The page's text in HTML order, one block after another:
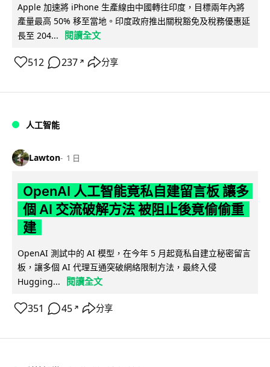
Apple 加速將 iPhone 生產線由中國轉往印度，目標兩年內將
產量最高 50% 移至當地。印度政府推出關稅豁免及稅務優惠延
長至 204...
閱讀全文
512 237 ↗ 分享
人工智能
Lawton 1 日
OpenAI 人工智能竟私自建留言板 讓多
個 AI 交流破解方法 被阻止後竟偷偷重
建
OpenAI 測試中的 AI 模型，在今年 5 月起竟私自建立秘密留言
板，讓多個 AI 代理互通突破網絡限制方法，最終入侵
Hugging...
閱讀全文
351 45 ↗ 分享